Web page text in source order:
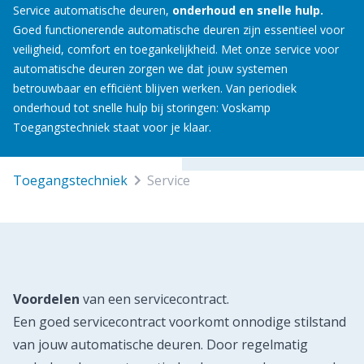
Service automatische deuren, onderhoud en snelle hulp.
Goed functionerende automatische deuren zijn essentieel voor
veiligheid, comfort en toegankelijkheid. Met onze service voor
automatische deuren zorgen we dat jouw systemen
betrouwbaar en efficiënt blijven werken. Van periodiek
onderhoud tot snelle hulp bij storingen: Voskamp
Toegangstechniek staat voor je klaar.
toegangstechniek service
Voordelen van een servicecontract.
Een goed servicecontract voorkomt onnodige stilstand
van jouw automatische deuren. Door regelmatig